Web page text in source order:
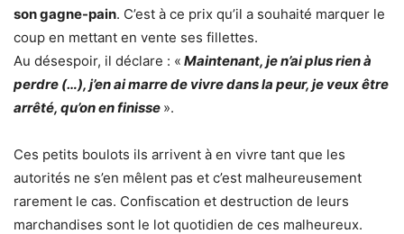
son gagne-pain. C’est à ce prix qu’il a souhaité marquer le
coup en mettant en vente ses fillettes.
Au désespoir, il déclare : « Maintenant, je n’ai plus rien à
perdre (…), j’en ai marre de vivre dans la peur, je veux être
arrêté, qu’on en finisse ».
Ces petits boulots ils arrivent à en vivre tant que les
autorités ne s’en mêlent pas et c’est malheureusement
rarement le cas. Confiscation et destruction de leurs
marchandises sont le lot quotidien de ces malheureux.